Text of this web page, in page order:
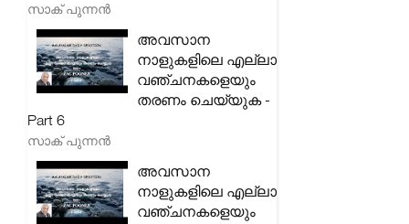
സാക് പുന്നൻ
അവസാന
നാളുകളിലെ എല്ലാ
വഞ്ചനകളെയും
തരണം ചെയ്യുക -
Part 6
സാക് പുന്നൻ
അവസാന
നാളുകളിലെ എല്ലാ
വഞ്ചനകളെയും